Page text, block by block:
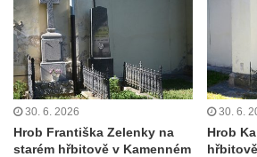
Pomník obětem válek v Kněževsi
Pamětní deska Rudé armádě na radnici v
Trutnově
Pomník obětem koncentračního tábora
hřbitově v Rychnově u Jablonce nad
Pomník pracovního nasazení vězňů
30. 6. 2026
Hrob Františka Zelenky na
starém hřbitově v Kamenném
30. 6.
Hrob